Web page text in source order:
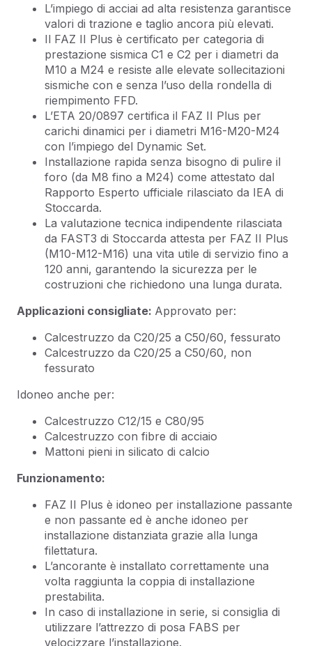
L’impiego di acciai ad alta resistenza garantisce
valori di trazione e taglio ancora più elevati.
Il FAZ II Plus è certificato per categoria di
prestazione sismica C1 e C2 per i diametri da
M10 a M24 e resiste alle elevate sollecitazioni
sismiche con e senza l’uso della rondella di
riempimento FFD.
L’ETA 20/0897 certifica il FAZ II Plus per
carichi dinamici per i diametri M16-M20-M24
con l’impiego del Dynamic Set.
Installazione rapida senza bisogno di pulire il
foro (da M8 fino a M24) come attestato dal
Rapporto Esperto ufficiale rilasciato da IEA di
Stoccarda.
La valutazione tecnica indipendente rilasciata
da FAST3 di Stoccarda attesta per FAZ II Plus
(M10-M12-M16) una vita utile di servizio fino a
120 anni, garantendo la sicurezza per le
costruzioni che richiedono una lunga durata.
Applicazioni consigliate: Approvato per:
Calcestruzzo da C20/25 a C50/60, fessurato
Calcestruzzo da C20/25 a C50/60, non
fessurato
Idoneo anche per:
Calcestruzzo C12/15 e C80/95
Calcestruzzo con fibre di acciaio
Mattoni pieni in silicato di calcio
Funzionamento:
FAZ II Plus è idoneo per installazione passante
e non passante ed è anche idoneo per
installazione distanziata grazie alla lunga
filettatura.
L’ancorante è installato correttamente una
volta raggiunta la coppia di installazione
prestabilita.
In caso di installazione in serie, si consiglia di
utilizzare l’attrezzo di posa FABS per
velocizzare l’installazione.